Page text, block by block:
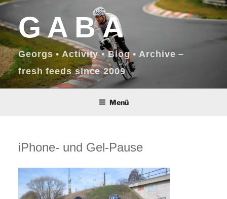
Zum
Inhalt
springenGABA
Georgs • Activity • Blog • Archive –
fresh feeds since 2009
Menü
iPhone- und Gel-Pause